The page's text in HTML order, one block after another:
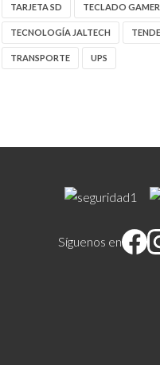
TARJETA SD TECLADO GAMER
TECNOLOGÍA JALTECH
TRANSPORTE UPS
Síguenos en